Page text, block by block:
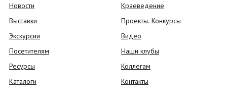
Новости
Выставки
Экскурсии
Посетителям
Ресурсы
Каталоги
Краеведение
Проекты. Конкурсы
Видео
Наши клубы
Коллегам
Контакты